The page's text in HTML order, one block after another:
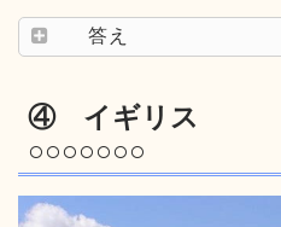
答え
④ イギリス
○○○○○○○